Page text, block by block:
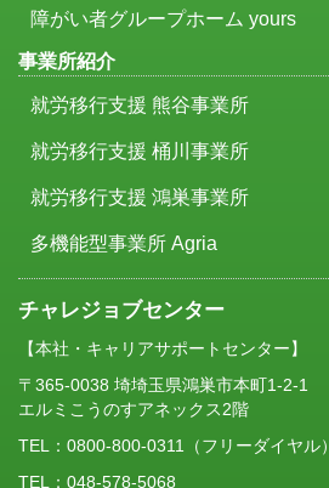
障がい者グループホーム yours
事業所紹介
就労移行支援 熊谷事業所
就労移行支援 桶川事業所
就労移行支援 鴻巣事業所
多機能型事業所 Agria
チャレジョブセンター
【本社・キャリアサポートセンター】
〒365-0038 埼埼玉県鴻巣市本町1-2-1
エルミこうのすアネックス2階
TEL： 0800-800-0311
（フリーダイヤル）
TEL：048-578-5068